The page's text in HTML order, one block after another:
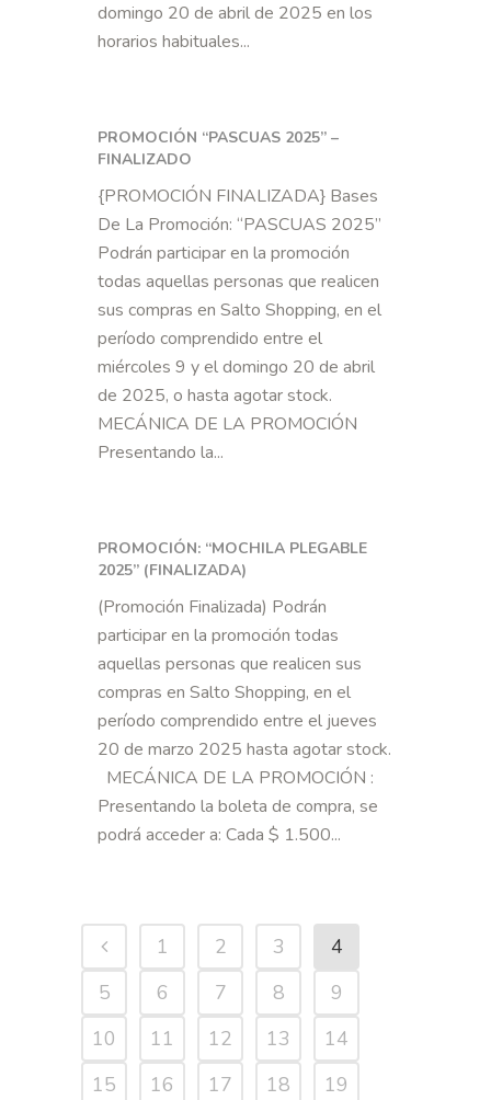
domingo 20 de abril de 2025 en los
horarios habituales...
PROMOCIÓN “PASCUAS 2025” –
FINALIZADO
{PROMOCIÓN FINALIZADA} Bases
De La Promoción: “PASCUAS 2025”
Podrán participar en la promoción
todas aquellas personas que realicen
sus compras en Salto Shopping, en el
período comprendido entre el
miércoles 9 y el domingo 20 de abril
de 2025, o hasta agotar stock.
MECÁNICA DE LA PROMOCIÓN
Presentando la...
PROMOCIÓN: “MOCHILA PLEGABLE
2025” (FINALIZADA)
(Promoción Finalizada) Podrán
participar en la promoción todas
aquellas personas que realicen sus
compras en Salto Shopping, en el
período comprendido entre el jueves
20 de marzo 2025 hasta agotar stock.
MECÁNICA DE LA PROMOCIÓN :
Presentando la boleta de compra, se
podrá acceder a: Cada $ 1.500...
1 2 3
4
5
6 7 8
9
10
11 12 13
14
15
16 17 18
19